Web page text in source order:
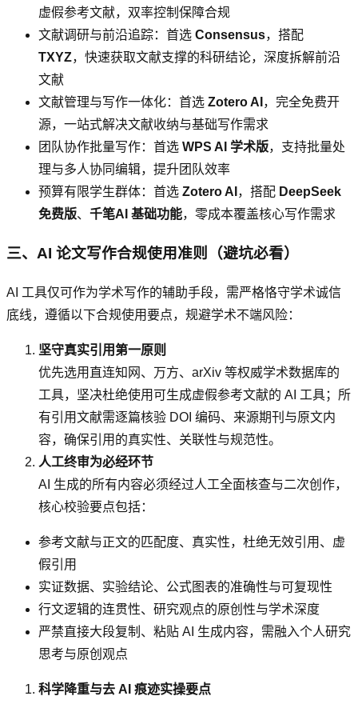
虚假参考文献，双率控制保障合规
文献调研与前沿追踪：首选 Consensus，搭配
TXYZ，快速获取文献支撑的科研结论，深度拆解前沿
文献
文献管理与写作一体化：首选 Zotero AI ，完全免费开
源，一站式解决文献收纳与基础写作需求
团队协作批量写作：首选 WPS AI 学术版，支持批量处
理与多人协同编辑，提升团队效率
预算有限学生群体：首选 Zotero AI ，搭配 DeepSeek
免费版、 千笔AI 基础功能，零成本覆盖核心写作需求
三、AI 论文写作合规使用准则（避坑必看）
AI 工具仅可作为学术写作的辅助手段，需严格恪守学术诚信
底线，遵循以下合规使用要点，规避学术不端风险：
坚守真实引用第一原则
优先选用直连知网、万方、arXiv 等权威学术数据库的
工具，坚决杜绝使用可生成虚假参考文献的 AI 工具；所
有引用文献需逐篇核验 DOI 编码、来源期刊与原文内
容，确保引用的真实性、关联性与规范性。
人工终审为必经环节
AI 生成的所有内容必须经过人工全面核查与二次创作，
核心校验要点包括：
参考文献与正文的匹配度、真实性，杜绝无效引用、虚
假引用
实证数据、实验结论、公式图表的准确性与可复现性
行文逻辑的连贯性、研究观点的原创性与学术深度
严禁直接大段复制、粘贴 AI 生成内容，需融入个人研究
思考与原创观点
科学降重与去 AI 痕迹实操要点